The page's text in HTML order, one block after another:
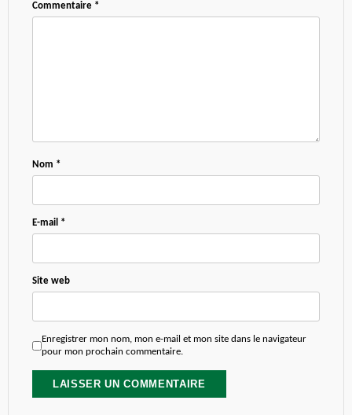
Commentaire *
Nom *
E-mail *
Site web
Enregistrer mon nom, mon e-mail et mon site dans le navigateur
pour mon prochain commentaire.